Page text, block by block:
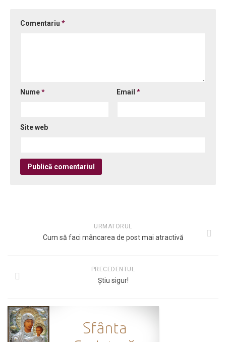
Comentariu *
Nume* Email*
Site web
URMATORUL
Cum să faci mâncarea de post mai atractivă
PRECEDENTUL
Ştiu sigur!